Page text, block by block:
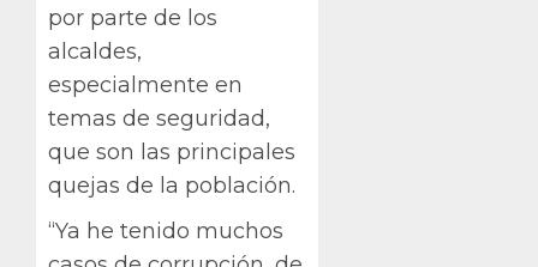
por parte de los
alcaldes,
especialmente en
temas de seguridad,
que son las principales
quejas de la población.
“Ya he tenido muchos